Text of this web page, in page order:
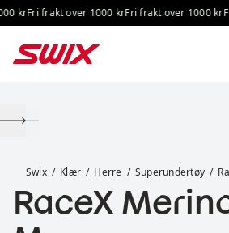
Hopp til innhold
krFri frakt over 1000 krFri frakt over 1000 kr
Swix Klær Herre Superundertøy
RaceX